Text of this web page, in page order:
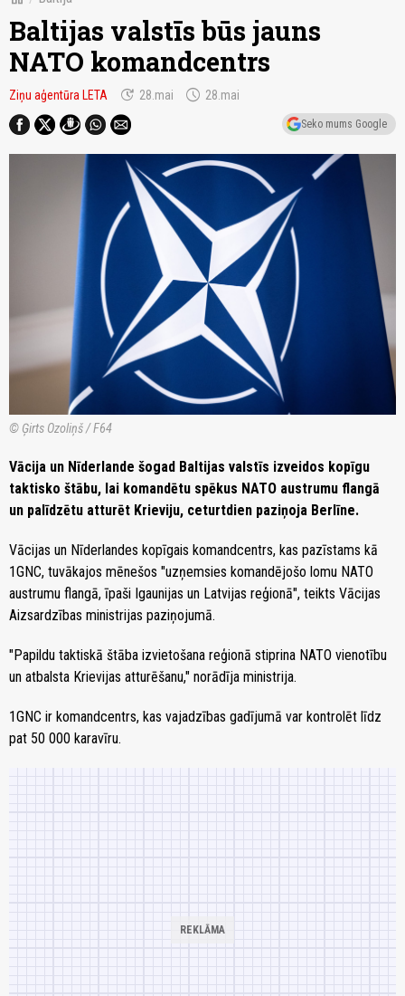
Baltijas valstīs būs jauns
NATO komandcentrs
Ziņu aģentūra LETA update 28.mai schedule 28.mai
Seko mums Google
© Ģirts Ozoliņš / F64
Vācija un Nīderlande šogad Baltijas valstīs izveidos kopīgu
taktisko štābu, lai komandētu spēkus NATO austrumu flangā
un palīdzētu atturēt Krieviju, ceturtdien paziņoja Berlīne.
Vācijas un Nīderlandes kopīgais komandcentrs, kas pazīstams kā
1GNC, tuvākajos mēnešos "uzņemsies komandējošo lomu NATO
austrumu flangā, īpaši Igaunijas un Latvijas reģionā", teikts Vācijas
Aizsardzības ministrijas paziņojumā.
"Papildu taktiskā štāba izvietošana reģionā stiprina NATO vienotību
un atbalsta Krievijas atturēšanu," norādīja ministrija.
1GNC ir komandcentrs, kas vajadzības gadījumā var kontrolēt līdz
pat 50 000 karavīru.